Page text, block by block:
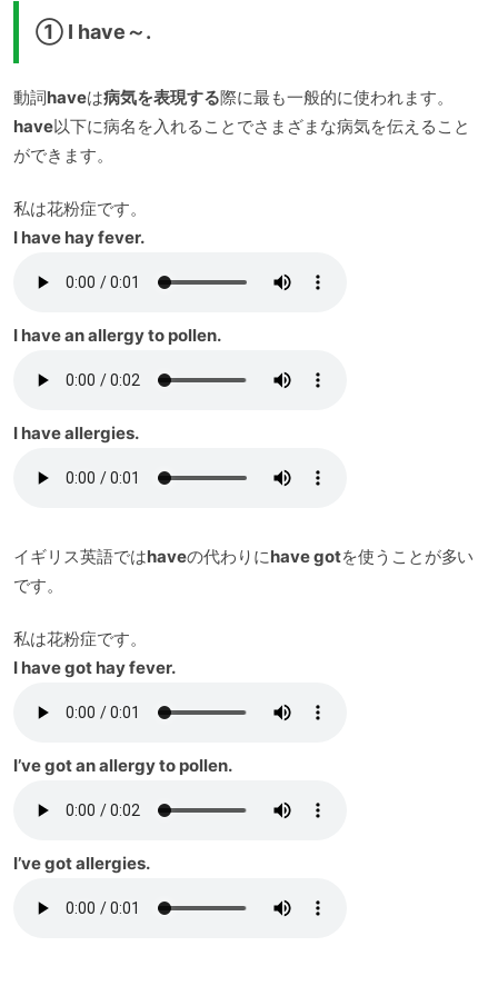
① I have～.
動詞haveは病気を表現する際に最も一般的に使われます。
have以下に病名を入れることでさまざまな病気を伝えること
ができます。
私は花粉症です。
I have hay fever.
I have an allergy to pollen.
I have allergies.
イギリス英語ではhaveの代わりにhave gotを使うことが多い
です。
私は花粉症です。
I have got hay fever.
I’ve got an allergy to pollen.
I’ve got allergies.